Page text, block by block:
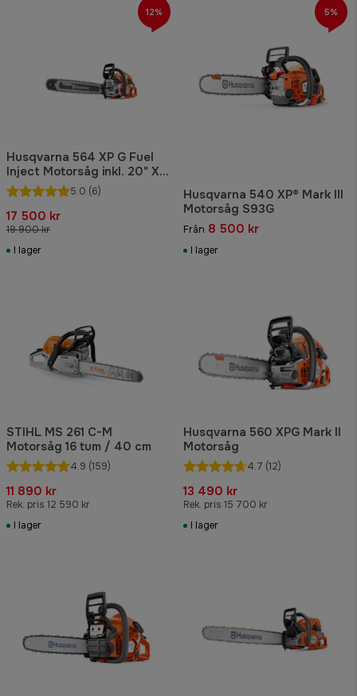
Husqvarna 564 XP G Fuel
Inject Motorsåg inkl. 20" X-
Tough Light5.0 (6)
17 500 kr
19 900 kr
I lager
12%
Husqvarna 540 XP® Mark III
Motorsåg S93G
Från 8 500 kr
I lager
5%
STIHL MS 261 C-M
Motorsåg 16 tum / 40 cm
4.9 (159)
11 890 kr
Rek. pris 12 590 kr
I lager
Husqvarna 560 XPG Mark II
Motorsåg
4.7 (12)
13 490 kr
Rek. pris 15 700 kr
I lager